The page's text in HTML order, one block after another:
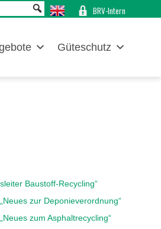
BRV-Intern
Güteschutz
Baustoff-Recycling“
zur Deponieverordnung“
zum Asphaltrecycling“